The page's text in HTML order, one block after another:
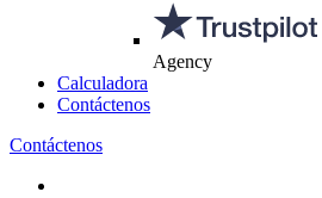
Agency
Calculadora
Contáctenos
Contáctenos